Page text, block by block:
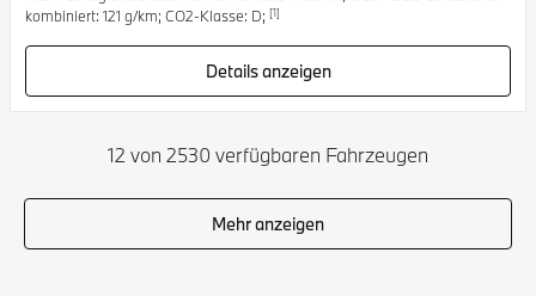
kombiniert: 121 g/km; CO2-Klasse: D; [1]
Details anzeigen
12 von 2530 verfügbaren Fahrzeugen
Mehr anzeigen